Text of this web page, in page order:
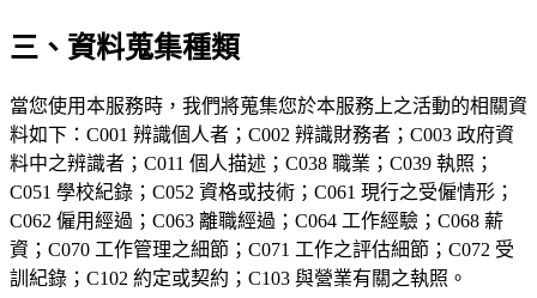
三、資料蒐集種類
當您使用本服務時，我們將蒐集您於本服務上之活動的相關資
料如下：C001 辨識個人者；C002 辨識財務者；C003 政府資
料中之辨識者；C011 個人描述；C038 職業；C039 執照；
C051 學校紀錄；C052 資格或技術；C061 現行之受僱情形；
C062 僱用經過；C063 離職經過；C064 工作經驗；C068 薪
資；C070 工作管理之細節；C071 工作之評估細節；C072 受
訓紀錄；C102 約定或契約；C103 與營業有關之執照。